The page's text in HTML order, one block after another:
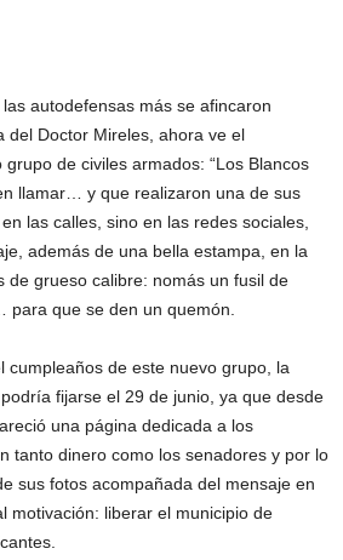
autodefensas más se afincaron
del Doctor Mireles, ahora ve el
de civiles armados: “Los Blancos
llamar… y que realizaron una de sus
las calles, sino en las redes sociales,
además de una bella estampa, en la
de grueso calibre: nomás un fusil de
que se den un quemón.
cumpleaños de este nuevo grupo, la
fijarse el 29 de junio, ya que desde
una página dedicada a los
tanto dinero como los senadores y por lo
sus fotos acompañada del mensaje en
motivación: liberar el municipio de